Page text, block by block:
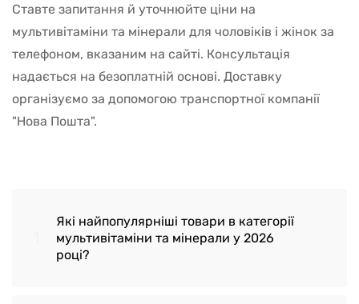
Ставте запитання й уточнюйте ціни на
мультивітаміни та мінерали для чоловіків і жінок за
телефоном, вказаним на сайті. Консультація
надається на безоплатній основі. Доставку
організуємо за допомогою транспортної компанії
"Нова Пошта".
Які найпопулярніші товари в категорії
мультивітаміни та мінерали у 2026
році?